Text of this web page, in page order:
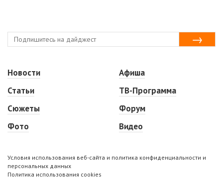
Новости
Статьи
Сюжеты
Фото
Афиша
ТВ-Программа
Форум
Видео
Условия использования веб-сайта и политика конфиденциальности и
персональных данных
Политика использования cookies